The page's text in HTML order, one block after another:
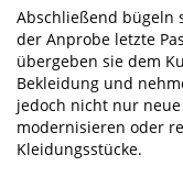
Abschließend bügeln
der Anprobe letzte
übergeben sie dem
Bekleidung und
jedoch nicht nur
modernisieren oder
Kleidungsstücke.